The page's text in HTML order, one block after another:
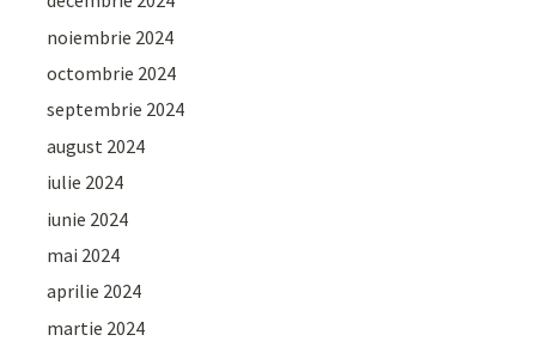
noiembrie 2024
octombrie 2024
septembrie 2024
august 2024
iulie 2024
iunie 2024
mai 2024
aprilie 2024
martie 2024